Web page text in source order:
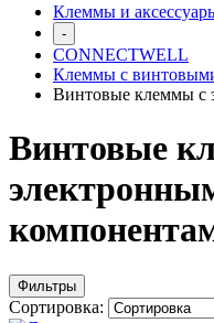
Клеммы и
-
CONNECTWELL
Клеммы с
Винтовые клеммы с
Винтовые
Фильтры
Сортировка: